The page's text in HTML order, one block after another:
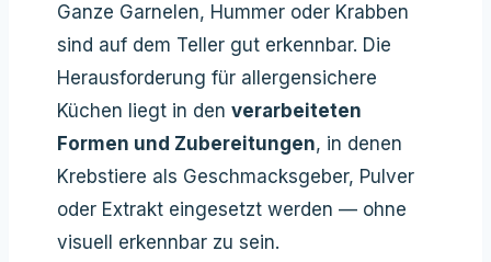
Ganze Garnelen, Hummer oder Krabben
sind auf dem Teller gut erkennbar. Die
Herausforderung für allergensichere
Küchen liegt in den verarbeiteten
Formen und Zubereitungen, in denen
Krebstiere als Geschmacksgeber, Pulver
oder Extrakt eingesetzt werden — ohne
visuell erkennbar zu sein.